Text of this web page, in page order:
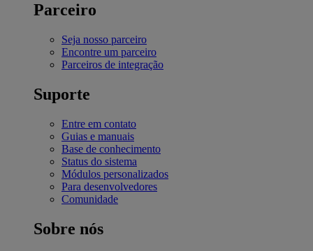
Parceiro
Seja nosso parceiro
Encontre um parceiro
Parceiros de integração
Suporte
Entre em contato
Guias e manuais
Base de conhecimento
Status do sistema
Módulos personalizados
Para desenvolvedores
Comunidade
Sobre nós